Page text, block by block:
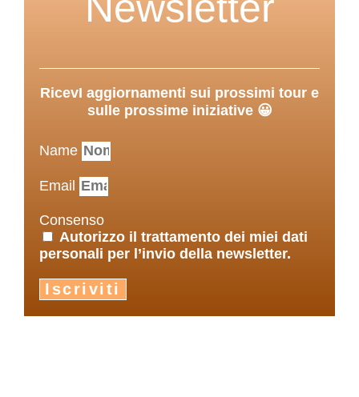
RicevI aggiornamenti sui prossimi tour e
sulle prossime iniziative 😀
Name
Email
Consenso
Autorizzo il trattamento dei miei dati
personali per l’invio della newsletter.
Iscriviti